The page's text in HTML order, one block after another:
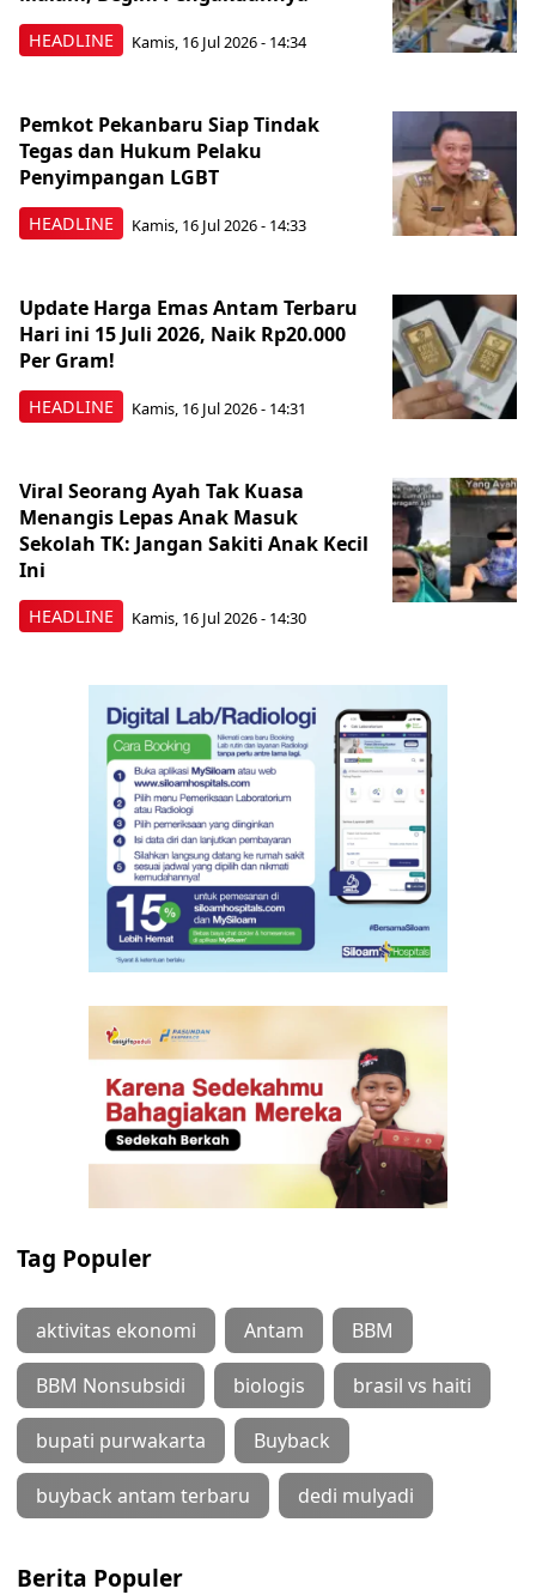
HEADLINE Kamis, 16 Jul 2026 - 14:34
HEADLINE
Pemkot Pekanbaru Siap Tindak
Tegas dan Hukum Pelaku
Penyimpangan LGBT
Kamis, 16 Jul 2026 - 14:33
HEADLINE
Update Harga Emas Antam Terbaru
Hari ini 15 Juli 2026, Naik Rp20.000
Per Gram!
Kamis, 16 Jul 2026 - 14:31
HEADLINE
Viral Seorang Ayah Tak Kuasa
Menangis Lepas Anak Masuk
Sekolah TK: Jangan Sakiti Anak Kecil
Ini
Kamis, 16 Jul 2026 - 14:30
Tag Populer
aktivitas ekonomi Antam BBM
BBM Nonsubsidi biologis brasil vs haiti
bupati purwakarta Buyback
buyback antam terbaru dedi mulyadi
Berita Populer